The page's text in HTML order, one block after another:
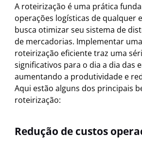
A roteirização é uma prática
operações logísticas de qualquer
busca otimizar seu sistema de
de mercadorias. Implementar
roteirização eficiente traz uma
significativos para o dia a dia das
aumentando a produtividade e
Aqui estão alguns dos principais
roteirização:
Redução de custos